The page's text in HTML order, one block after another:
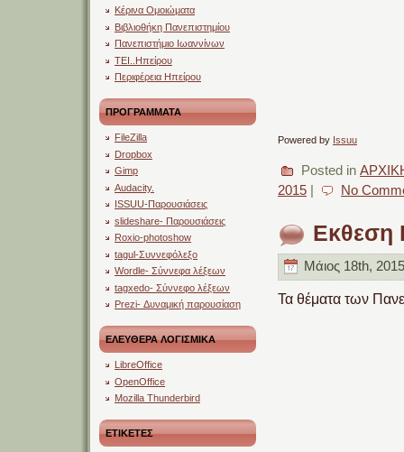
Κέρινα Ομοιώματα
Βιβλιοθήκη Πανεπιστημίου
Πανεπιστήμιο Ιωαννίνων
ΤΕΙ..Ηπείρου
Περιφέρεια Ηπείρου
ΠΡΟΓΡΑΜΜΑΤΑ
FileZilla
Dropbox
Gimp
Audacity.
ISSUU-Παρουσιάσεις
slideshare- Παρουσιάσεις
Roxio-photoshow
tagul-Συννεφόλεξο
Wordle- Σύννεφα λέξεων
tagxedo- Σύννεφο λέξεων
Prezi- Δυναμική παρουσίαση
ΕΛΕΥΘΕΡΑ ΛΟΓΙΣΜΙΚΑ
LibreOffice
OpenOffice
Mozilla Thunderbird
ΕΤΙΚΕΤΕΣ
Powered by Issuu
Posted in
2015
No
Εκθεση
Μάιος 18th,
Τα θέματα των